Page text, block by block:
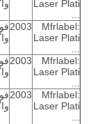
Laser Plati
...
Mfrlabel:
Laser Plati
...
2003
Mfrlabel:
Laser Plati
...
2003
Mfrlabel:
Laser Plati
...
2003